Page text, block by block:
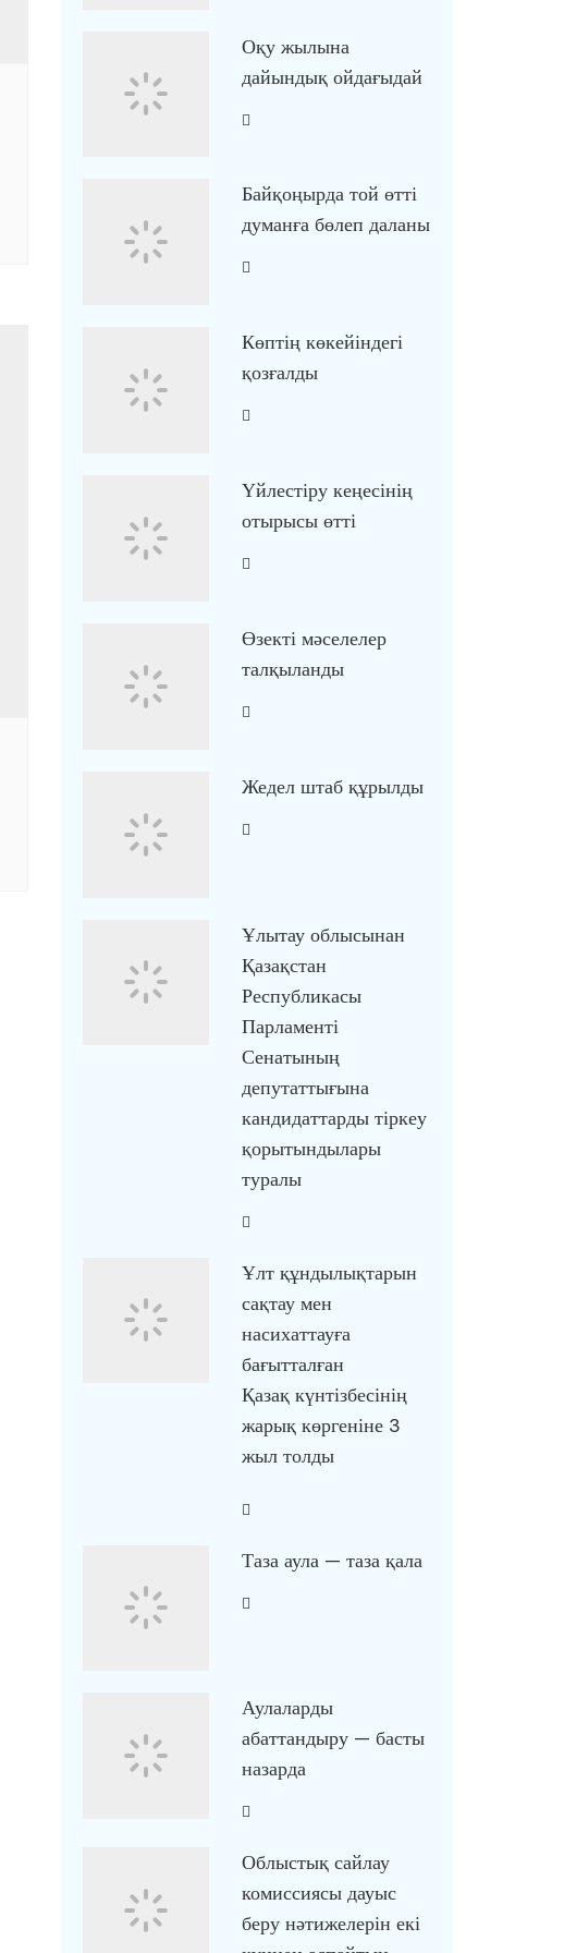
Оқу жылына
дайындық ойдағыдай
Байқоңырда той өтті
думанға бөлеп даланы
Көптің көкейіндегі
қозғалды
Үйлестіру кеңесінің
отырысы өтті
Өзекті мәселелер
талқыланды
Жедел штаб құрылды
Ұлытау облысынан
Қазақстан
Республикасы
Парламенті
Сенатының
депутаттығына
кандидаттарды тіркеу
қорытындылары
туралы
Ұлт құндылықтарын
сақтау мен
насихаттауға
бағытталған
Қазақ күнтізбесінің
жарық көргеніне 3
жыл толды
Таза аула — таза қала
Аулаларды
абаттандыру — басты
назарда
Облыстық сайлау
комиссиясы дауыс
беру нәтижелерін екі